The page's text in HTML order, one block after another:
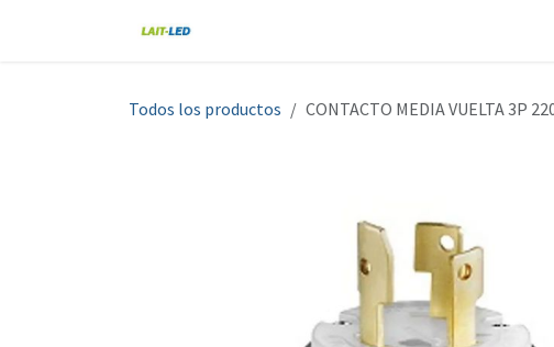
Todos los productos CONTACTO MEDIA VUELTA 3P